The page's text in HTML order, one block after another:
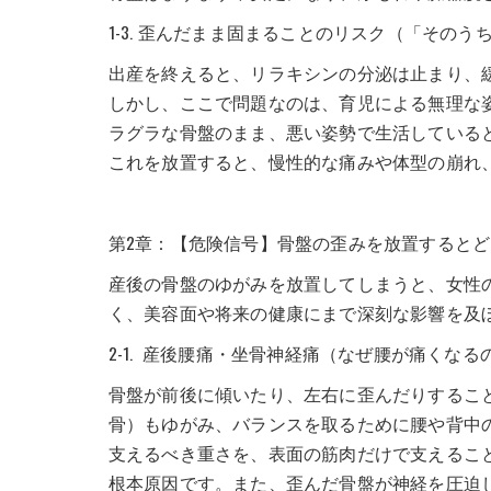
1-3. 歪んだまま固まることのリスク（「そのう
出産を終えると、リラキシンの分泌は止まり
しかし、ここで問題なのは、育児による無理
ラグラな骨盤のまま、悪い姿勢で生活してい
これを放置すると、慢性的な痛みや体型の崩
第2章：【危険信号】骨盤の歪みを放置すると
産後の骨盤のゆがみを放置してしまうと、女
く、美容面や将来の健康にまで深刻な影響を及
2-1. 産後腰痛・坐骨神経痛（なぜ腰が痛くなる
骨盤が前後に傾いたり、左右に歪んだりする
骨）もゆがみ、バランスを取るために腰や背
支えるべき重さを、表面の筋肉だけで支える
根本原因です。また、歪んだ骨盤が神経を圧